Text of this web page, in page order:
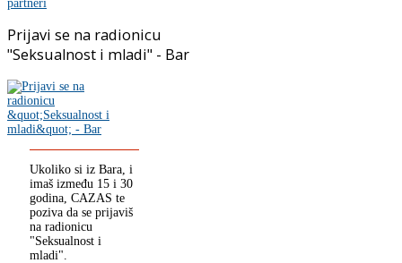
Prijavi se na radionicu
"Seksualnost i mladi" - Bar
Ukoliko si iz Bara, i
imaš između 15 i 30
godina, CAZAS te
poziva da se prijaviš
na radionicu
"Seksualnost i
mladi".